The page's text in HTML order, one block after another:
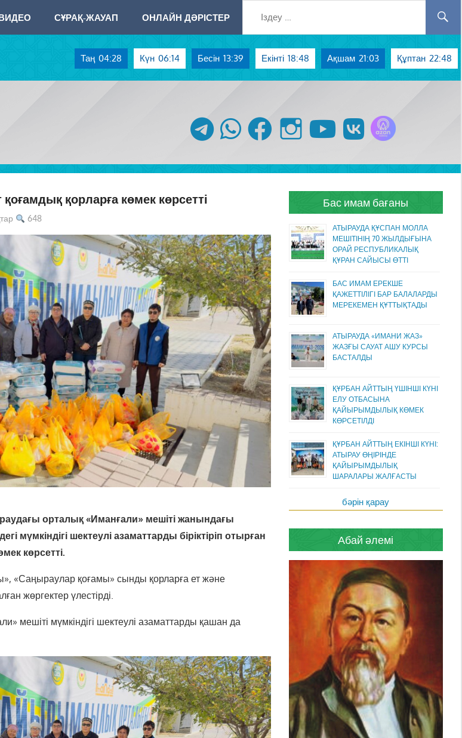
СҰРАҚ-ЖАУАП ОНЛАЙН ДӘРІСТЕР
Таң 04:28 Күн 06:14 Бесін 13:39 Екінті 18:48 Ақшам 21:03 Құптан 22:48
telegram whatsapp facebook instagram youtubevk
қорларға көмек көрсетті
648
орталық «Иманғали» мешіті жанындағы
мүмкіндігі шектеулі азаматтарды біріктіріп отырған
көрсетті.
«Саңыраулар қоғамы» сынды қорларға ет және
жөргектер үлестірді.
мешіті мүмкіндігі шектеулі азаматтарды қашан да
Бас имам бағаны
АТЫРАУДА ҚҰСПАН МОЛЛА
МЕШІТІНІҢ 70 ЖЫЛДЫҒЫНА
ОРАЙ РЕСПУБЛИКАЛЫҚ
ҚҰРАН САЙЫСЫ ӨТТІ
БАС ИМАМ ЕРЕКШЕ
ҚАЖЕТТІЛІГІ БАР БАЛАЛАРДЫ
МЕРЕКЕМЕН ҚҰТТЫҚТАДЫ
АТЫРАУДА «ИМАНИ ЖАЗ»
ЖАЗҒЫ САУАТ АШУ КУРСЫ
БАСТАЛДЫ
ҚҰРБАН АЙТТЫҢ ҮШІНШІ КҮНІ
ЕЛУ ОТБАСЫНА
ҚАЙЫРЫМДЫЛЫҚ КӨМЕК
КӨРСЕТІЛДІ
ҚҰРБАН АЙТТЫҢ ЕКІНШІ КҮНІ:
АТЫРАУ ӨҢІРІНДЕ
ҚАЙЫРЫМДЫЛЫҚ
ШАРАЛАРЫ ЖАЛҒАСТЫ
бәрін қарау
Абай әлемі